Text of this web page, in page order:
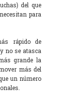
del que
para
rápido de
no se atasca
grande la
más del
un número